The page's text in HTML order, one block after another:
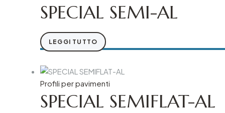
SPECIAL SEMI-AL
LEGGI TUTTO
Profili per pavimenti
SPECIAL SEMIFLAT-AL